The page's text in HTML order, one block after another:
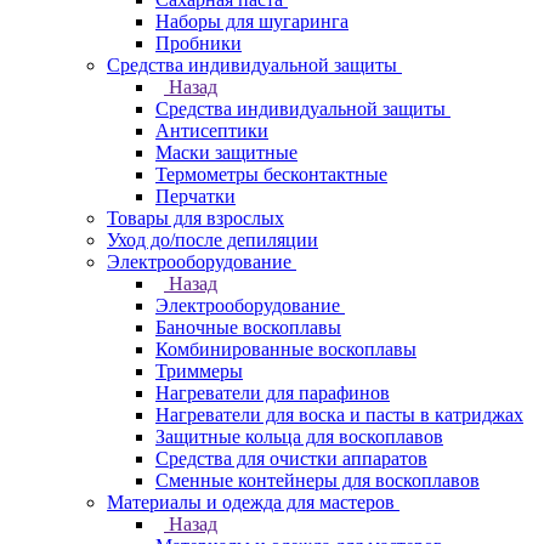
Наборы для шугаринга
Пробники
Средства индивидуальной защиты
Назад
Средства индивидуальной защиты
Антисептики
Маски защитные
Термометры бесконтактные
Перчатки
Товары для взрослых
Уход до/после депиляции
Электрооборудование
Назад
Электрооборудование
Баночные воскоплавы
Комбинированные воскоплавы
Триммеры
Нагреватели для парафинов
Нагреватели для воска и пасты в катриджах
Защитные кольца для воскоплавов
Средства для очистки аппаратов
Сменные контейнеры для воскоплавов
Материалы и одежда для мастеров
Назад